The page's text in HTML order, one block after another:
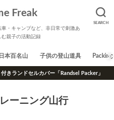
SEARCH
Freak
・キャンプなど、非日常で刺激あ
む親子の活動記録
本百名山 子供の登山道具 Packing
きランドセルカバー「Randsel Packer」
ーニング山行